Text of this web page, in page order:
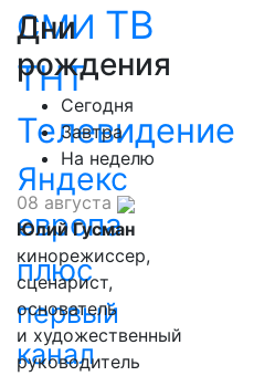
СМИ ТВ
ТНТ
Телевидение
Яндекс
европа
плюс
первый
канал
Дни
рождения
Сегодня
Завтра
На неделю
08 августа
Юлий Гусман
кинорежиссер,
сценарист,
основатель
и художественный
руководитель